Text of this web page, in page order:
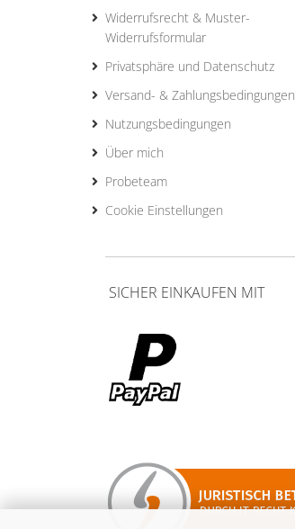
Widerrufsrecht & Muster-
Widerrufsformular
Privatsphäre und Datenschutz
Versand- & Zahlungsbedingungen
Nutzungsbedingungen
Über mich
Probeteam
Cookie Einstellungen
SICHER EINKAUFEN MIT